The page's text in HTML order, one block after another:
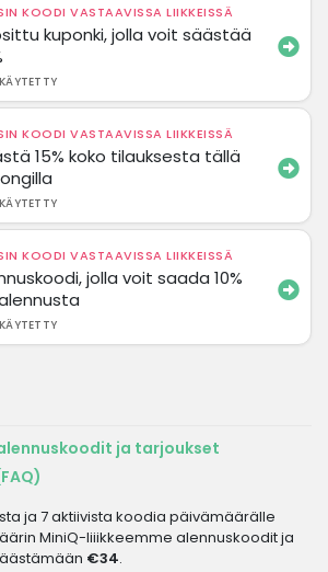
KOODI VASTAAVISSA LIIKKEISSÄ
kuponki, jolla voit säästää
KOODI VASTAAVISSA LIIKKEISSÄ
15% koko tilauksesta tällä
KOODI VASTAAVISSA LIIKKEISSÄ
jolla voit saada 10%
ja tarjoukset
ja 7 aktiivista koodia päivämäärälle
MiniQ-liiikkeemme alennuskoodit ja
€34.